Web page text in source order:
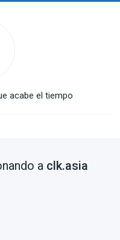
acabe el tiempo
a clk.asia